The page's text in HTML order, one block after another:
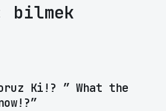
bilmek
Ki!? ” What the